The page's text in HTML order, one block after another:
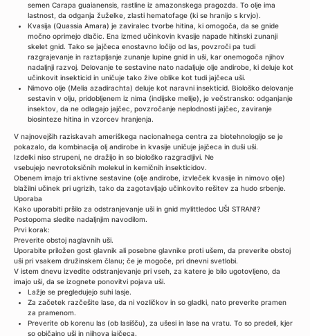
semen Carapa guaianensis, rastline iz amazonskega pragozda. To olje ima
lastnost, da odganja žuželke, zlasti hematofage (ki se hranijo s krvjo).
Kvasija (Quassia Amara) je zaviralec tvorbe hitina, ki omogoča, da se gnide
močno oprimejo dlačic. Ena izmed učinkovin kvasije napade hitinski zunanji
skelet gnid. Tako se jajčeca enostavno ločijo od las, povzroči pa tudi
razgrajevanje in raztapljanje zunanje lupine gnid in uši, kar onemogoča njihov
nadaljnji razvoj. Delovanje te sestavine nato nadaljuje olje andirobe, ki deluje kot
učinkovit insekticid in uničuje tako žive oblike kot tudi jajčeca uši.
Nimovo olje (Melia azadirachta) deluje kot naravni insekticid. Biološko delovanje
sestavin v olju, pridobljenem iz nima (indijske melije), je večstransko: odganjanje
insektov, da ne odlagajo jajčec, povzročanje neplodnosti jajčec, zaviranje
biosinteze hitina in vzorcev hranjenja.
V najnovejših raziskavah ameriškega nacionalnega centra za biotehnologijo se je
pokazalo, da kombinacija olj andirobe in kvasije uničuje jajčeca in duši uši.
Izdelki niso strupeni, ne dražijo in so biološko razgradljivi. Ne
vsebujejo nevrotoksičnih molekul in kemičnih insekticidov.
Obenem imajo tri aktivne sestavine (olje andirobe, izvleček kvasije in nimovo olje)
blažilni učinek pri ugrizih, tako da zagotavljajo učinkovito rešitev za hudo srbenje.
Uporaba
Kako uporabiti pršilo za odstranjevanje uši in gnid mylittledoc UŠI STRAN!?
Postopoma sledite nadaljnjim navodilom.
Prvi korak:
Preverite obstoj naglavnih uši.
Uporabite priložen gost glavnik ali posebne glavnike proti ušem, da preverite obstoj
uši pri vsakem družinskem članu; če je mogoče, pri dnevni svetlobi.
V istem dnevu izvedite odstranjevanje pri vseh, za katere je bilo ugotovljeno, da
imajo uši, da se izognete ponovitvi pojava uši.
Lažje se pregledujejo suhi lasje.
Za začetek razčešite lase, da ni vozličkov in so gladki, nato preverite pramen
za pramenom.
Preverite ob korenu las (ob lasišču), za ušesi in lase na vratu. To so predeli, kjer
so običajno uši in njihova jajčeca.